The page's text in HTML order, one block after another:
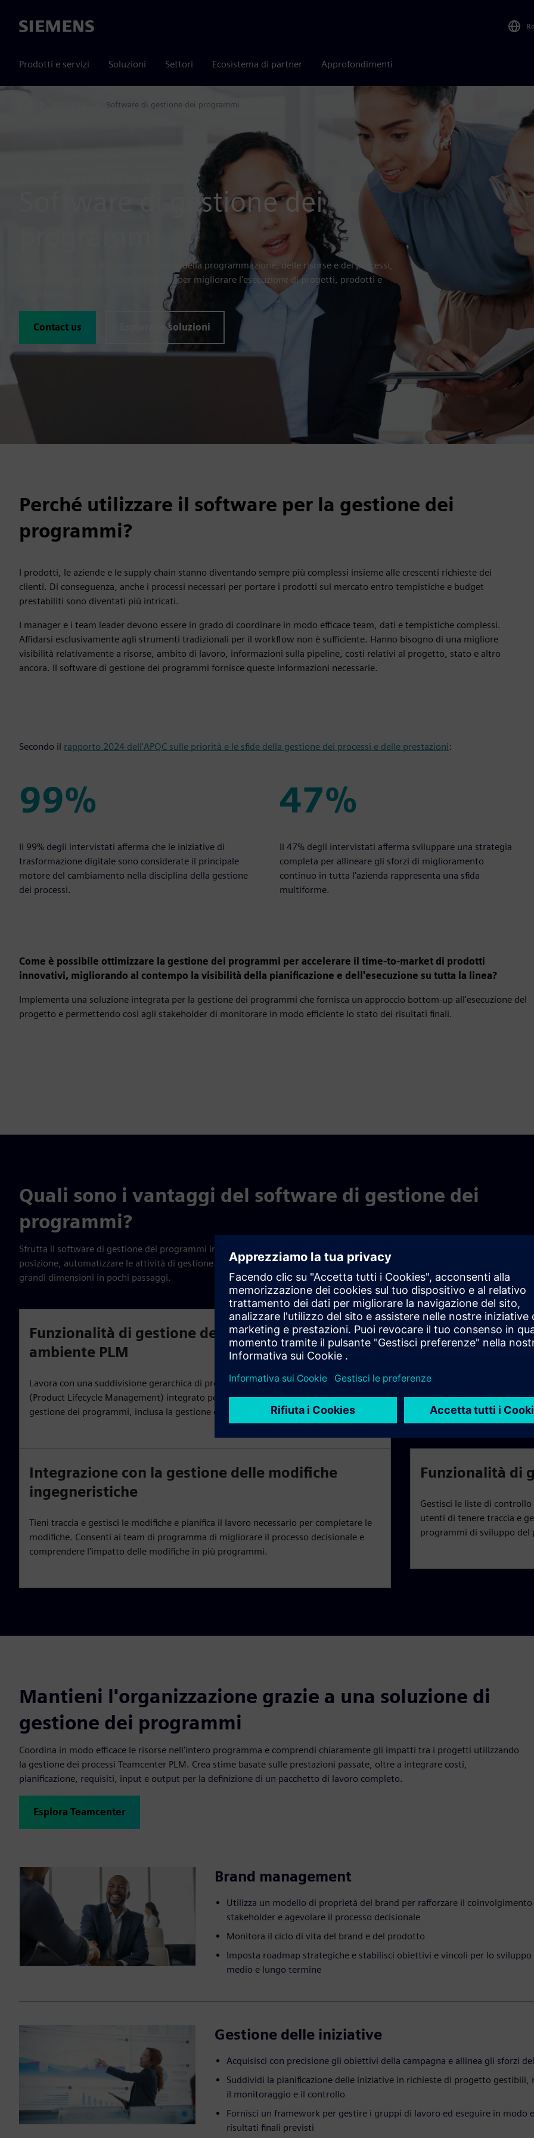
Siemens
Prodotti e servizi Soluzioni Settori Ecosistema di partner Approfondimenti
Software di gestione dei programmi
Software di gestione dei
Assumi il controllo della pianificazione, della programmazione, delle risorse e dei processi,
compresi i tempi del ciclo di modifica, per migliorare l'esecuzione di progetti, prodotti e
Contact us Esplora le soluzioni
Perché utilizzare il software per la gestione dei
programmi?
I prodotti, le aziende e le supply chain stanno diventando sempre più complessi insieme alle crescenti richieste dei
clienti. Di conseguenza, anche i processi necessari per portare i prodotti sul mercato entro tempistiche e budget
prestabiliti sono diventati più intricati.
I manager e i team leader devono essere in grado di coordinare in modo efficace team, dati e tempistiche complessi.
Affidarsi esclusivamente agli strumenti tradizionali per il workflow non è sufficiente. Hanno bisogno di una migliore
visibilità relativamente a risorse, ambito di lavoro, informazioni sulla pipeline, costi relativi al progetto, stato e altro
ancora. Il software di gestione dei programmi fornisce queste informazioni necessarie.
Secondo il rapporto 2024 dell'APQC sulle priorità e le sfide della gestione dei processi e delle prestazioni:
99%
99%
Il 99% degli intervistati afferma che le iniziative di
trasformazione digitale sono considerate il principale
motore del cambiamento nella disciplina della gestione
dei processi.
47%
47%
Il 47% degli intervistati afferma sviluppare una strategia
completa per allineare gli sforzi di miglioramento
continuo in tutta l'azienda rappresenta una sfida
multiforme.
Come è possibile ottimizzare la gestione dei programmi per accelerare il time-to-market di prodotti
innovativi, migliorando al contempo la visibilità della pianificazione e dell'esecuzione su tutta la linea?
Implementa una soluzione integrata per la gestione dei programmi che fornisca un approccio bottom-up all'esecuzione del
progetto e permettendo così agli stakeholder di monitorare in modo efficiente lo stato dei risultati finali.
Quali sono i vantaggi del software di gestione dei
programmi?
Sfrutta il software di gestione dei programmi integrato per gestire tutti gli artefatti del programma in un'unica
posizione, automatizzare le attività di gestione dei programmi standard e completare la ripianificazione di programmi di
grandi dimensioni in pochi passaggi.
Funzionalità di gestione dei programmi in un
ambiente PLM
Lavora con una suddivisione gerarchica di programmi e progetti in un ambiente PLM
(Product Lifecycle Management) integrato per supportare tutti gli aspetti della
gestione dei programmi, inclusa la gestione delle modifiche e dei rischi.
Pianificazione
gestore di pianificazione
Integrazione con la gestione delle modifiche
ingegneristiche
Tieni traccia e gestisci le modifiche e pianifica il lavoro necessario per completare le
modifiche. Consenti ai team di programma di migliorare il processo decisionale e
comprendere l'impatto delle modifiche in più programmi.
Funzionalità di
Gestisci le liste di
utenti di tenere traccia e
programmi di sviluppo
Mantieni l'organizzazione grazie a una soluzione di
gestione dei programmi
Coordina in modo efficace le risorse nell'intero programma e comprendi chiaramente gli impatti tra i progetti utilizzando
la gestione dei processi Teamcenter PLM. Crea stime basate sulle prestazioni passate, oltre a integrare costi,
pianificazione, requisiti, input e output per la definizione di un pacchetto di lavoro completo.
Esplora Teamcenter
Brand management
Utilizza un modello di proprietà del brand per rafforzare il
stakeholder e agevolare il processo decisionale
Monitora il ciclo di vita del brand e del prodotto
Imposta roadmap strategiche e stabilisci obiettivi e vincoli per lo sviluppo
medio e lungo termine
Gestione delle iniziative
Acquisisci con precisione gli obiettivi della campagna e allinea gli sforzi
Suddividi la pianificazione delle iniziative in richieste di progetto gestibili,
il monitoraggio e il controllo
Fornisci un framework per gestire i gruppi di lavoro ed eseguire in modo
risultati finali previsti